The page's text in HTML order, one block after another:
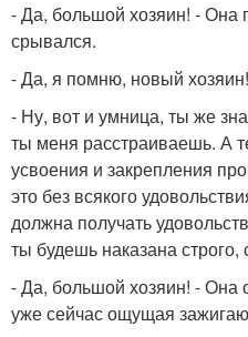
- Да, большой хозяин! - Она
срывался.
- Да, я помню, новый хозяин!
- Ну, вот и умница, ты же
ты меня расстраиваешь. А
усвоения и закрепления
это без всякого
должна получать
ты будешь наказана
- Да, большой хозяин! - Она
уже сейчас ощущая